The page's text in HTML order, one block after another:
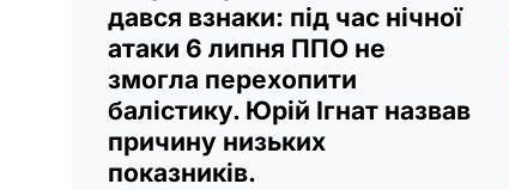
дався взнаки: під час нічної
атаки 6 липня ППО не
змогла перехопити
балістику. Юрій Ігнат назвав
причину низьких
показників.